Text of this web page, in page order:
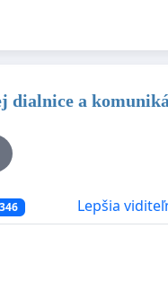
dialnice a
346 Lepšia